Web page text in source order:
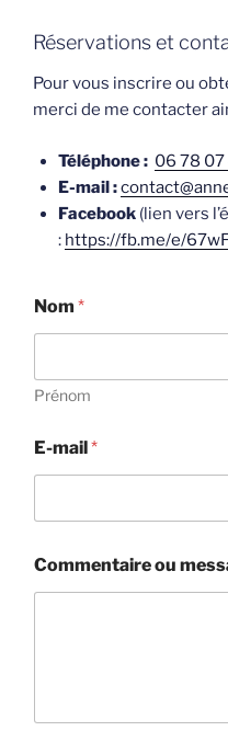
Réservations et
Pour vous inscrire ou
merci de me contacter
Téléphone : 06 78
E-mail :
Facebook(lien vers
: https://fb.me/e/
o
t
n
é
r
*
Nom *
Prénom
E-mail*
Commentaire ou